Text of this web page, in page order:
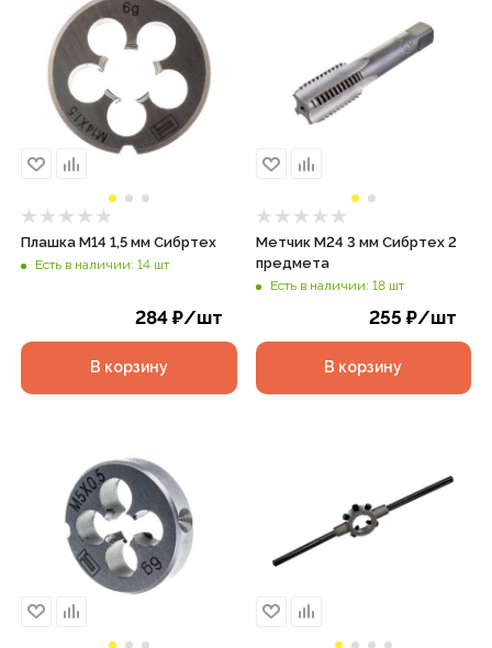
Плашка М14 1,5 мм Сибртех
Есть в наличии: 14 шт
284₽/шт
В корзину
Метчик М24 3 мм Сибртех 2
предмета
Есть в наличии: 18 шт
255 ₽/шт
В корзину